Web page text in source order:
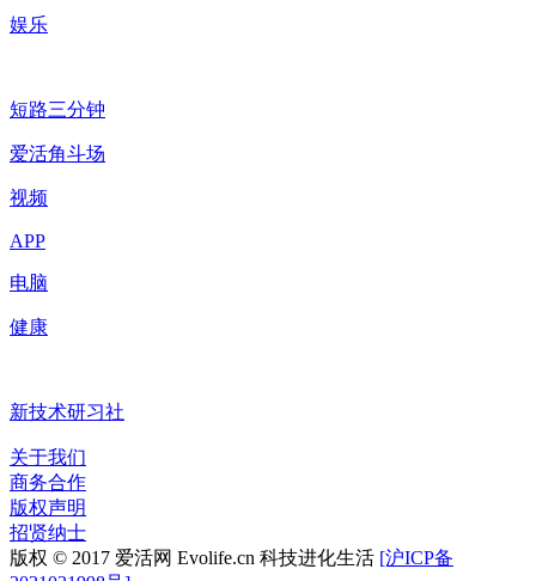
娱乐
短路三分钟
爱活角斗场
视频
APP
电脑
健康
新技术研习社
关于我们
商务合作
版权声明
招贤纳士
版权 © 2017 爱活网 Evolife.cn 科技进化生活 [沪ICP备